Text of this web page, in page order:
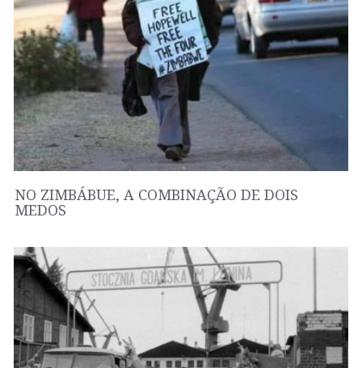
NO ZIMBÁBUE, A COMBINAÇÃO DE DOIS
MEDOS